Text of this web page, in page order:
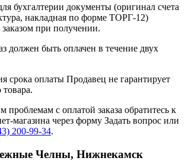
бухгалтерии документы (оригинал счета
накладная по форме ТОРГ-12)
при получении.
должен быть оплачен в течение двух
срока оплаты Продавец не гарантирует
товара.
с оплатой заказа обратитесь к
магазина через форму Задать вопрос или
200-99-34.
Челны, Нижнекамск